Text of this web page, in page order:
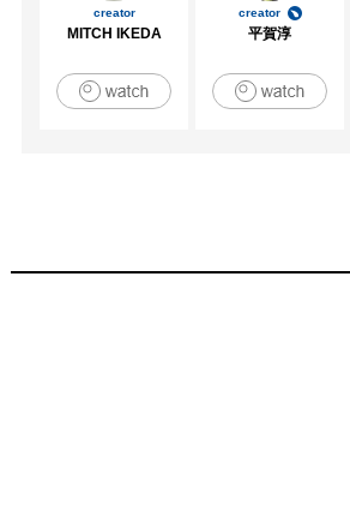
creator
MITCH IKEDA
creator
平賀淳